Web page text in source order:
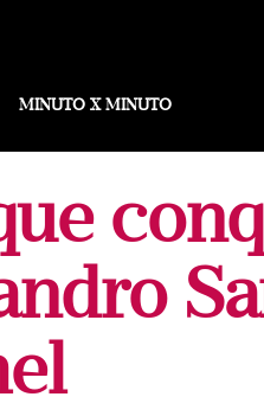
MINUTO X MINUTO